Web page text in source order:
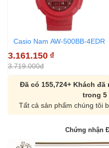
Casio Nam AW-500BB-4EDR
3.161.150 ₫
3.719.000đ
Đã có 155,724+ Khách đã
trong 5
Tất cả sản phẩm chúng tôi
Chứng nhận